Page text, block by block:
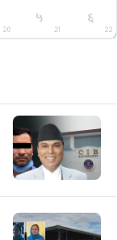
20
५
21
६
22